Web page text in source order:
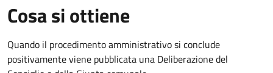
Cosa si ottiene
Quando il procedimento amministrativo si conclude
positivamente viene pubblicata una Deliberazione del